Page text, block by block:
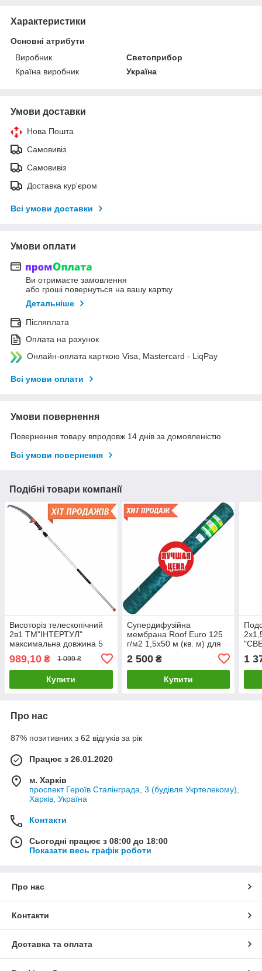
Характеристики
Основні атрибути
Виробник
Светоприбор
Країна виробник
Україна
Умови доставки
Нова Пошта
Самовивіз
Самовивіз
Доставка кур'єром
Всі умови доставки
Умови оплати
Ви отримаєте замовлення
або гроші повернуться на вашу картку
Детальніше
Післяплата
Оплата на рахунок
Онлайн-оплата карткою Visa, Mastercard - LiqPay
Всі умови оплати
Умови повернення
Повернення товару впродовж 14 днів за домовленістю
Всі умови повернення
Подібні товари компанії
Висоторіз телескопічний
2в1 ТМ"ІНТЕРТУЛ"
максимальна довжина 5
989,10 ₴ 1 099 ₴
Купити
Супердифузійна
мембрана Roof Euro 125
г/м2 1,5x50 м (кв. м) для
теплоізоляції, гідроізоляції
та вітрозахисту
2 500₴
Купити
1
Про нас
87% позитивних з 62 відгуків за рік
Працює з 26.01.2020
м. Харків
проспект Героїв Сталінграда, 3 (будівля Укртелекому),
Харків, Україна
Контакти
Сьогодні працює з 08:00 до 18:00
Показати весь графік роботи
Про нас
Контакти
Доставка та оплата